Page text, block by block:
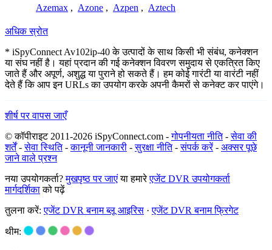
Azemax , Azone , Azpen , Aztech
अधिक स्रोत
* iSpyConnect Av102ip-40 के उत्पादों के साथ किसी भी संबंध, कनेक्शन
या संघ नहीं है। यहां प्रदान की गई कनेक्शन विवरण समुदाय से एकत्रित किए
जाते हैं और अपूर्ण, अशुद्ध या पुराने हो सकते हैं। हम कोई गारंटी या वारंटी नहीं
देते हैं कि आप इन URLs का उपयोग करके अपनी कैमरों से कनेक्ट कर पाएंगे।
शीर्ष पर वापस जाएँ
© कॉपीराइट 2011-2026 iSpyConnect.com -गोपनीयता नीति-सेवा की
शर्तें-सेवा स्थिति-कानूनी जानकारी -सुरक्षा नीति-संपर्क करें- अक्सर पूछे
जाने वाले प्रश्न
नया उपयोगकर्ता?मुखपृष्ठ पर जाएंया हमारेएजेंट DVR उपयोगकर्ता
मार्गदर्शिकाको पढ़ें
तुलना करें:एजेंट DVR बनाम ब्लू आइरिस ·एजेंट DVR बनाम फ्रिगेट
थीम: